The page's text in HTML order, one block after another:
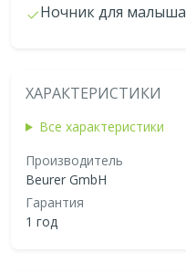
Ночник для малыша
ХАРАКТЕРИСТИКИ
Все характеристики
Производитель
Beurer GmbH
Гарантия
1 год